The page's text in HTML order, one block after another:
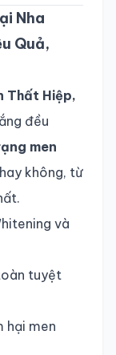
Nha
Quả,
Thất Hiệp,
đều
men
không, từ
và
tuyệt
hại men